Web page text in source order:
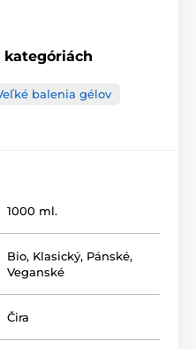
kategóriách
balenia gélov
1000 ml.
Bio, Klasický, Pánské,
Veganské
Čira